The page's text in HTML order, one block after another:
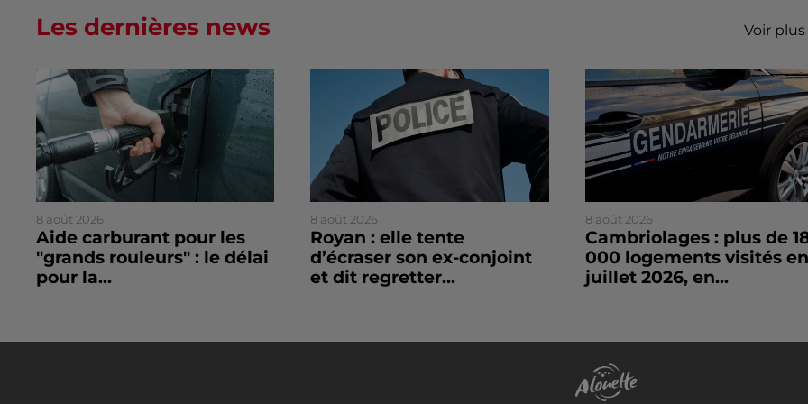
Les dernières news Voir plus
8 août 2026
Aide carburant pour les
"grands rouleurs" : le délai
pour la...
8 août 2026
Royan : elle tente
d’écraser son ex-conjoint
et dit regretter...
8 août 2026
Cambriolages : plus de
000 logements visités en
juillet 2026, en...